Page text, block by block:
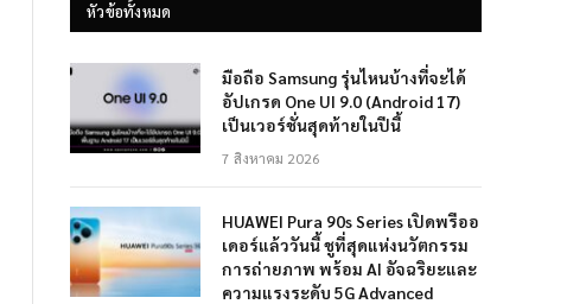
หัวข้อทั้งหมด
มือถือ Samsung รุ่นไหนบ้างที่จะได้
อัปเกรด One UI 9.0 (Android 17)
เป็นเวอร์ชั่นสุดท้ายในปีนี้
7 สิงหาคม 2026
HUAWEI Pura 90s Series เปิดพรีออ
เดอร์แล้ววันนี้ ชูที่สุดแห่งนวัตกรรม
การถ่ายภาพ พร้อม AI อัจฉริยะและ
ความแรงระดับ 5G Advanced